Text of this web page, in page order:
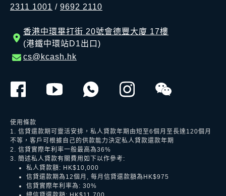
2311 1001 / 9692 2110
香港中環畢打街 20號會德豐大廈 17樓
(港鐵中環站D1出口)
cs@kcash.hk
使用條款
1. 信貸還款期可靈活安排，私人貸款年期由短至6個月至長達120個月
不等，客戶可根據自己的供款能力決定私人貸款還款年期
2. 信貸實際年利率一般最高為36%
3. 簡述私人貸款有關費用如下以作參考:
私人貸款額: HK$10,000
信貸還款期為12個月, 每月信貸還款額為HK$975
信貸實際年利率為: 30%